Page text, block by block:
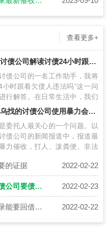
查看更多+
仪征温州讨债公司解读讨债24小时跟着欠债人违法吗
债公司的一名工作助手，我将
小时跟着欠债人违法吗”这一问
行解答。在日常生活中，我们
欠债不还的情况，这让很多
仪征在义乌找的讨债公司使用暴力会牵连到自己吗
委托人最关心的一个问题。以
债公司的新闻报道中，报道最
力催收，打人、泼粪便、非法
的证据 2022-02-22
仪征把握好这几个度让东阳讨债公司要债也成为一门艺术 2022-02-23
仪征讨债公司对于只有转账记录能要回借款吗 2022-02-22